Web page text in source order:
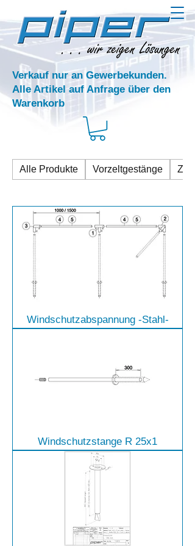
Verkauf nur an Gewerbekunden.
Alle Artikel auf Anfrage über den
Warenkorb
Alle Produkte Vorzeltgestänge
Windschutzabspannung -Stahl-
Windschutzstange R 25x1